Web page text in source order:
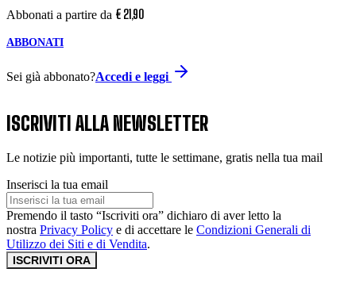
Abbonati a partire da € 21,90
ABBONATI
Sei già abbonato?Accedi e leggi
ISCRIVITI ALLA NEWSLETTER
Le notizie più importanti, tutte le settimane, gratis nella tua mail
Inserisci la tua email
Premendo il tasto “Iscriviti ora” dichiaro di aver letto la
nostra Privacy Policy e di accettare le Condizioni Generali di
Utilizzo dei Siti e di Vendita.
ISCRIVITI ORA